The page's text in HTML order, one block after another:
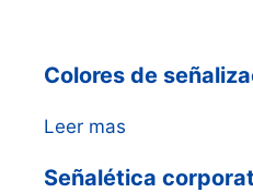
Colores de
Leer mas
Señalética